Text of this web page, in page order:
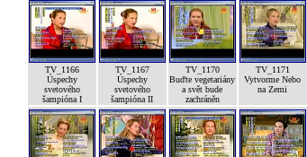
TV_1166
Úspechy
svetového
šampióna I
TV_1167
Úspechy
svetového
šampióna II
TV_1170
Buďte vegetariány
a svět bude
zachráněn
TV_1171
Vytvorme Nebo
na Zemi